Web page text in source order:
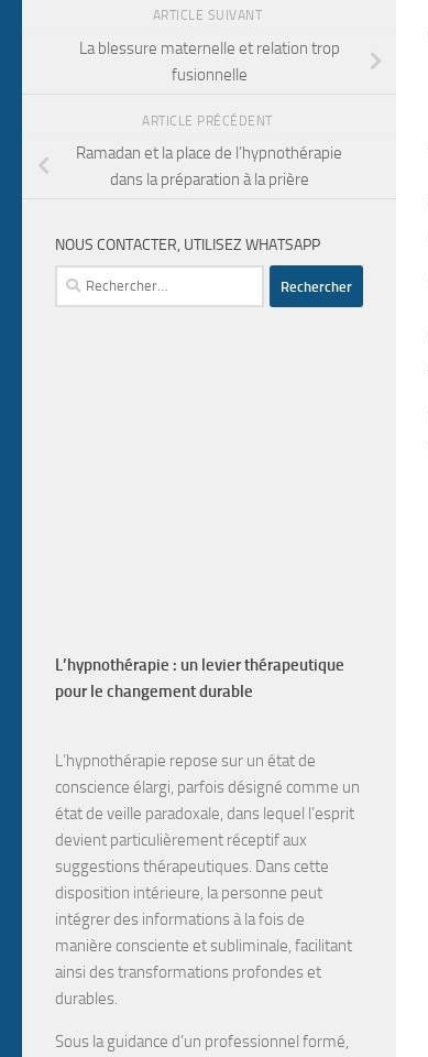
ARTICLE SUIVANT
La blessure maternelle et relation trop
fusionnelle
ARTICLE PRÉCÉDENT
Ramadan et la place de l’hypnothérapie
dans la préparation à la prière
NOUS CONTACTER, UTILISEZ WHATSAPP
Rechercher :
L’hypnothérapie : un levier thérapeutique
pour le changement durable
L’hypnothérapie repose sur un état de
conscience élargi, parfois désigné comme un
état de veille paradoxale, dans lequel l’esprit
devient particulièrement réceptif aux
suggestionsthérapeutiques. Dans cette
disposition intérieure, la personne peut
intégrer des informations à la fois de
manière consciente et subliminale, facilitant
ainsi des transformations profondes et
durables.
Sous la guidance d’un professionnel formé,